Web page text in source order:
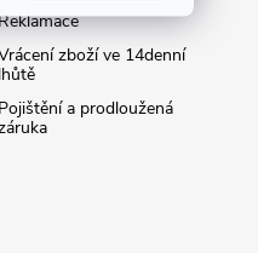
zboží ve 14denní
lhůtě
Pojištění a prodloužená